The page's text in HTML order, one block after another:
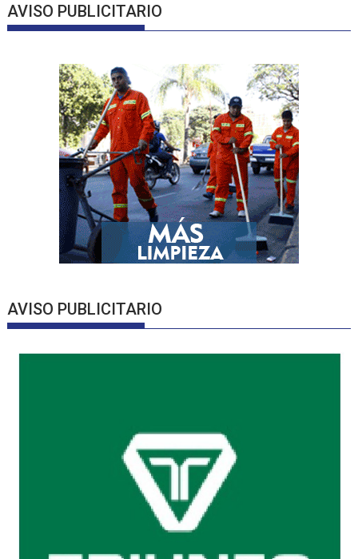
AVISO PUBLICITARIO
AVISO PUBLICITARIO